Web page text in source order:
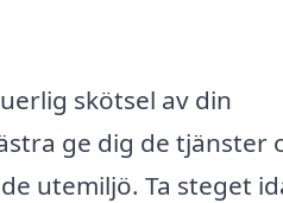
skötsel av din
ge dig de tjänster
utemiljö. Ta steget